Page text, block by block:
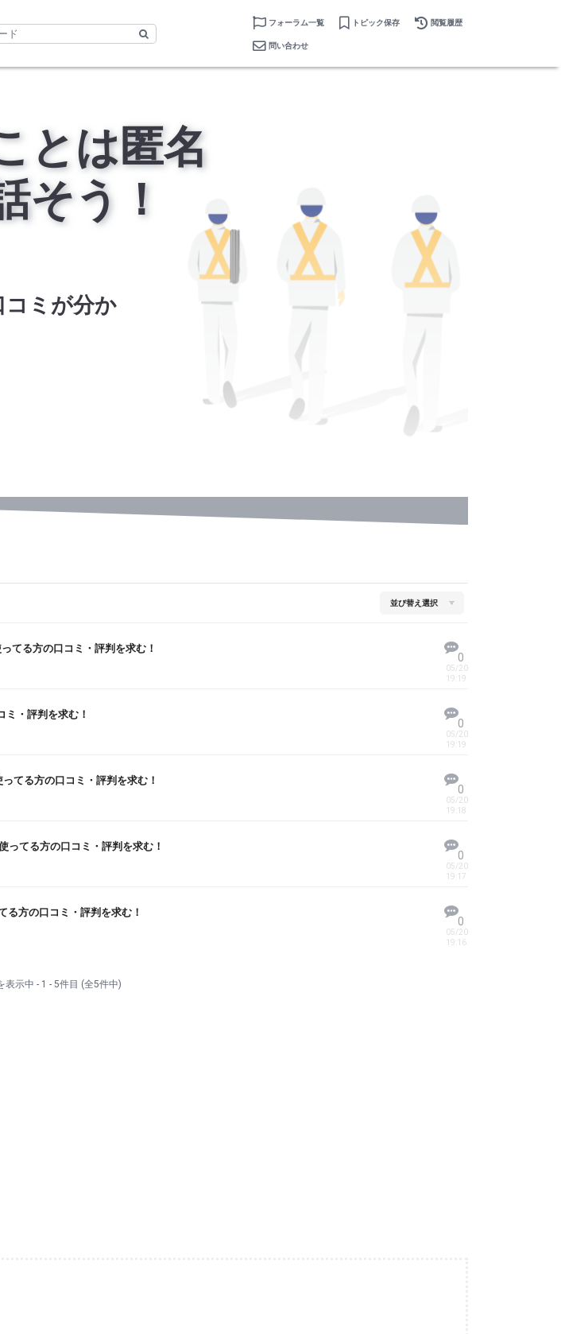
フォーラム一覧 トピック保存 閲覧履歴
問い合わせ
とは匿名
そう！
コミが分か
てる方の口コミ・評判を求む！
0
05/20
19:19
・評判を求む！
0
05/20
19:19
てる方の口コミ・評判を求む！
0
05/20
19:18
ってる方の口コミ・評判を求む！
0
05/20
19:17
る方の口コミ・評判を求む！
0
05/20
19:16
表示中 - 1 - 5件目 (全5件中)